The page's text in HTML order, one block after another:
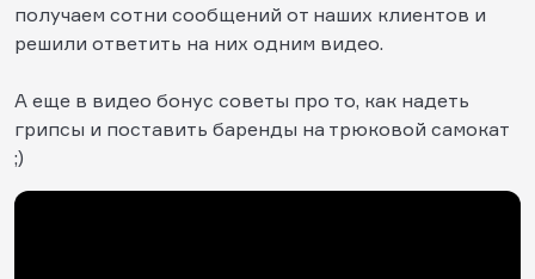
получаем сотни сообщений от наших клиентов и
решили ответить на них одним видео.
А еще в видео бонус советы про то, как надеть
грипсы и поставить баренды на трюковой самокат
;)